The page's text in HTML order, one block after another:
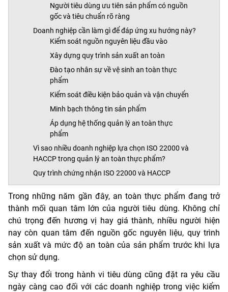
Người tiêu dùng ưu tiên sản phẩm có nguồn
gốc và tiêu chuẩn rõ ràng
Doanh nghiệp cần làm gì để đáp ứng xu hướng này?
Kiểm soát nguồn nguyên liệu đầu vào
Xây dựng quy trình sản xuất an toàn
Đào tạo nhân sự về vệ sinh an toàn thực
phẩm
Kiểm soát điều kiện bảo quản và vận chuyển
Minh bạch thông tin sản phẩm
Áp dụng hệ thống quản lý an toàn thực
phẩm
Vì sao nhiều doanh nghiệp lựa chọn ISO 22000 và
HACCP trong quản lý an toàn thực phẩm?
Quy trình chứng nhận ISO 22000 và HACCP
Trong những năm gần đây, an toàn thực phẩm đang trở
thành mối quan tâm lớn của người tiêu dùng. Không chỉ
chú trọng đến hương vị hay giá thành, nhiều người hiện
nay còn quan tâm đến nguồn gốc nguyên liệu, quy trình
sản xuất và mức độ an toàn của sản phẩm trước khi lựa
chọn sử dụng.
Sự thay đổi trong hành vi tiêu dùng cũng đặt ra yêu cầu
ngày càng cao đối với các doanh nghiệp trong việc kiểm